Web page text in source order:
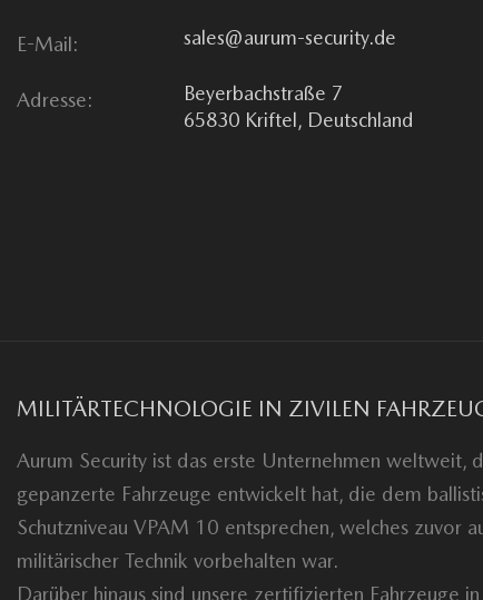
E-Mail: sales@aurum-security.de
Adresse:
Beyerbachstraße 7
65830 Kriftel, Deutschland
MILITÄRTECHNOLOGIE IN ZIVILEN
Aurum Security ist das erste Unternehmen weltweit,
gepanzerte Fahrzeuge entwickelt hat, die dem
Schutzniveau VPAM 10 entsprechen, welches zuvor
militärischer Technik vorbehalten war.
Darüber hinaus sind unsere zertifizierten Fahrzeuge